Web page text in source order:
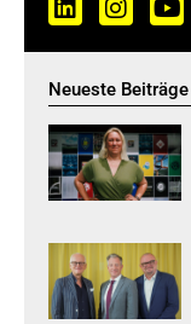
Neueste Beiträge